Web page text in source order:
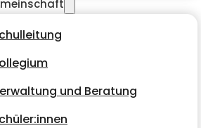
und Beratung